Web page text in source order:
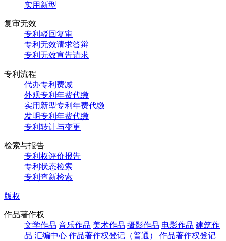
实用新型
复审无效
专利驳回复审
专利无效请求答辩
专利无效宣告请求
专利流程
代办专利费减
外观专利年费代缴
实用新型专利年费代缴
发明专利年费代缴
专利转让与变更
检索与报告
专利权评价报告
专利状态检索
专利查新检索
版权
作品著作权
文学作品 音乐作品 美术作品 摄影作品 电影作品 建筑作
品 汇编中心 作品著作权登记（普通）
作品著作权登记